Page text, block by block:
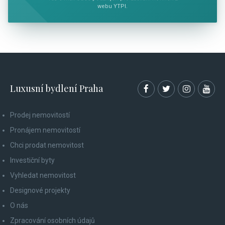
webu YTPI.
Luxusní bydlení Praha
Prodej nemovitostí
Pronájem nemovitostí
Chci prodat nemovitost
Investiční byty
Vyhledat nemovitost
Designové projekty
O nás
Zpracování osobních údajů